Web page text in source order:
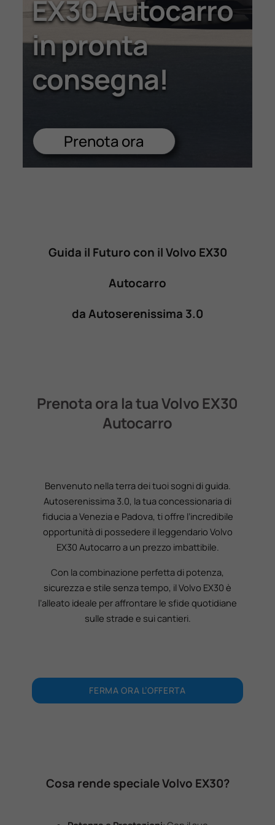
Lavora Con Noi
Contattaci
EX30 Autocarro
in pronta
consegna!
Prenota ora
Guida il Futuro con il Volvo EX30
Autocarro
da Autoserenissima 3.0
Prenota ora la tua Volvo EX30
Autocarro
Benvenuto nella terra dei tuoi sogni di guida.
Autoserenissima 3.0, la tua concessionaria di
fiducia a Venezia e Padova, ti offre l’incredibile
opportunità di possedere il leggendario Volvo
EX30 Autocarro a un prezzo imbattibile.
Con la combinazione perfetta di potenza,
sicurezza e stile senza tempo, il Volvo EX30 è
l’alleato ideale per affrontare le sfide quotidiane
sulle strade e sui cantieri.
FERMA ORA L’OFFERTA
Cosa rende speciale Volvo EX30?